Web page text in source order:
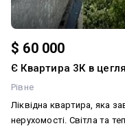
$ 60 000
Є Квартира 3К в
Рівне
Ліквідна квартира, яка
нерухомості. Світла та